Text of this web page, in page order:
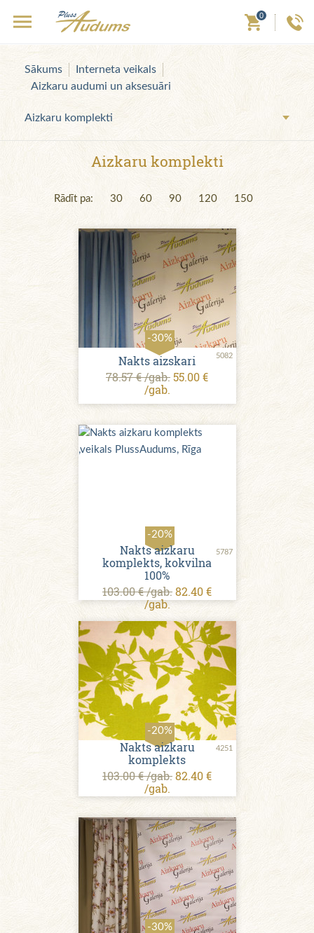
0
Sākums
Interneta veikals
Aizkaru audumi un aksesuāri
Aizkaru komplekti
Aizkaru komplekti
Rādīt pa: 30 60 90 120 150
-30%
5082
Nakts aizskari
78.57 € /gab.55.00 €
/gab.
-20%
5787
Nakts aizkaru
komplekts, kokvilna
100%
103.00 € /gab.82.40 €
/gab.
-20%
4251
Nakts aizkaru
komplekts
103.00 € /gab.82.40 €
/gab.
-30%